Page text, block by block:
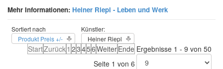
Mehr Informationen: Heiner Riepl - Leben und Werk
Sortiert nach
Produkt Preis +/-
Künstler:
Heiner Riepl
StartZurück1 23456WeiterEnde
Seite 1 von 6
Ergebnisse 1 - 9 von 50